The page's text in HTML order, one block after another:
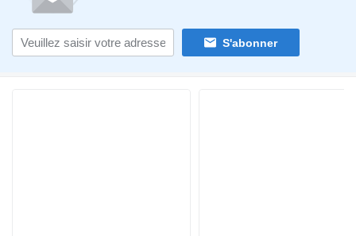
S'abonner